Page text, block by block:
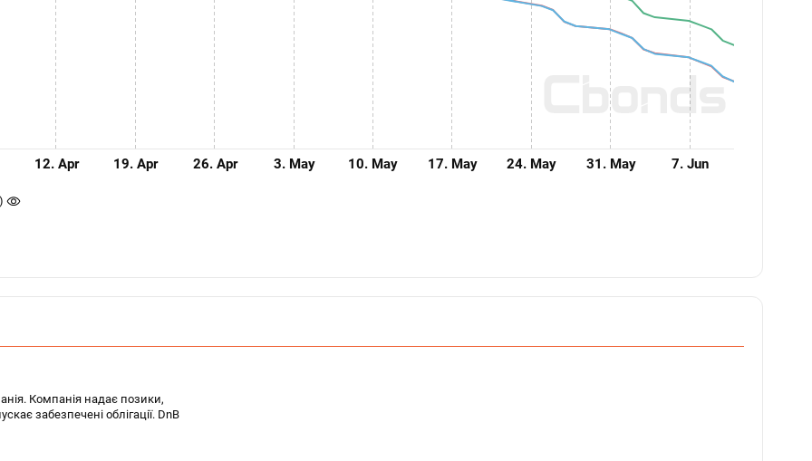
12. Apr 19. Apr 26. Apr 3. May 10. May 17. May 24. May 31. May 7. Jun
Компанія надає позики,
забезпечені облігації. DnB